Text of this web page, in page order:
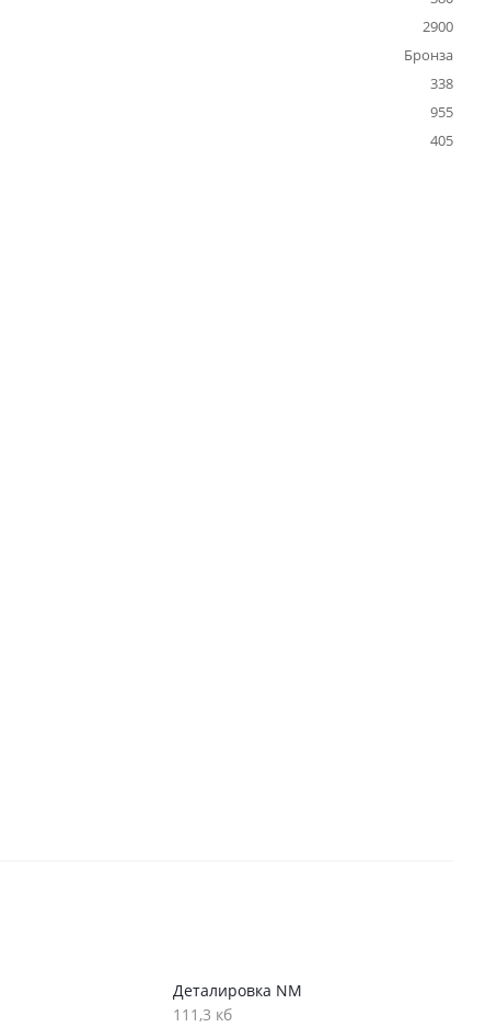
2900
Бронза
338
955
405
Деталировка NM
111,3 кб